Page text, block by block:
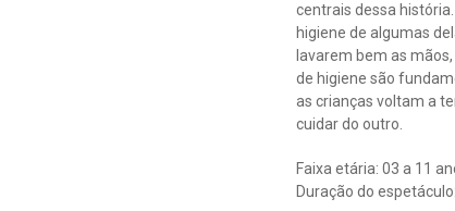
centrais dessa
higiene de algumas
lavarem bem as
de higiene são
as crianças voltam a
cuidar do outro.
Faixa etária: 03 a 11
Duração do